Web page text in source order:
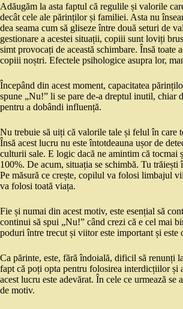
Adăugăm la asta faptul că regulile și valorile
decât cele ale părinților și familiei. Asta nu
dea seama cum să gliseze între două seturi de
gestionare a acestei situații, copiii sunt loviți
simt provocați de această schimbare. Însă toate
copiii noștri. Efectele psihologice asupra lor,
Începând din acest moment, capacitatea
spune „Nu!” li se pare de-a dreptul inutil, chiar
pentru a dobândi influență.
Nu trebuie să uiți că valorile tale și felul în care
Însă acest lucru nu este întotdeauna ușor de
culturii sale. E logic dacă ne amintim că tocmai
100%. De acum, situația se schimbă. Tu
Pe măsură ce crește, copilul va folosi limbajul
va folosi toată viața.
Fie și numai din acest motiv, este esențial să
continui să spui „Nu!” când crezi că e cel mai
poduri între trecut și viitor este important și
Ca părinte, este, fără îndoială, dificil să renunți
fapt că poți opta pentru folosirea interdicțiilor și
acest lucru este adevărat. În cele ce urmează
de motiv.